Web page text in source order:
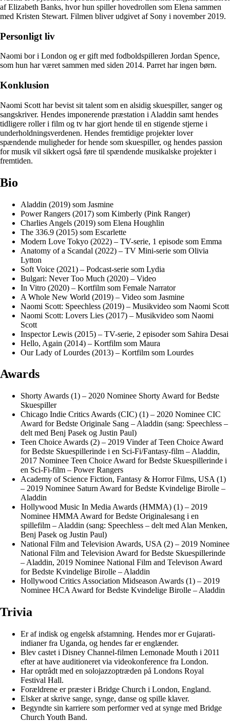
af Elizabeth Banks, hvor hun spiller hovedrollen som Elena sammen
med Kristen Stewart. Filmen bliver udgivet af Sony i november 2019.
Personligt liv
Naomi bor i London og er gift med fodboldspilleren Jordan Spence,
som hun har været sammen med siden 2014. Parret har ingen børn.
Konklusion
Naomi Scott har bevist sit talent som en alsidig skuespiller, sanger og
sangskriver. Hendes imponerende præstation i Aladdin samt hendes
tidligere roller i film og tv har gjort hende til en stigende stjerne i
underholdningsverdenen. Hendes fremtidige projekter lover
spændende muligheder for hende som skuespiller, og hendes passion
for musik vil sikkert også føre til spændende musikalske projekter i
fremtiden.
Bio
Aladdin (2019) som Jasmine
Power Rangers (2017) som Kimberly (Pink Ranger)
Charlies Angels (2019) som Elena Houghlin
The 336.9 (2015) som Escarlette
Modern Love Tokyo (2022) – TV-serie, 1 episode som Emma
Anatomy of a Scandal (2022) – TV Mini-serie som Olivia
Lytton
Soft Voice (2021) – Podcast-serie som Lydia
Bulgari: Never Too Much (2020) – Video
In Vitro (2020) – Kortfilm som Female Narrator
A Whole New World (2019) – Video som Jasmine
Naomi Scott: Speechless (2019) – Musikvideo som Naomi Scott
Naomi Scott: Lovers Lies (2017) – Musikvideo som Naomi
Scott
Inspector Lewis (2015) – TV-serie, 2 episoder som Sahira Desai
Hello, Again (2014) – Kortfilm som Maura
Our Lady of Lourdes (2013) – Kortfilm som Lourdes
Awards
Shorty Awards (1) – 2020 Nominee Shorty Award for Bedste
Skuespiller
Chicago Indie Critics Awards (CIC) (1) – 2020 Nominee CIC
Award for Bedste Originale Sang – Aladdin (sang: Speechless –
delt med Benj Pasek og Justin Paul)
Teen Choice Awards (2) – 2019 Vinder af Teen Choice Award
for Bedste Skuespillerinde i en Sci-Fi/Fantasy-film – Aladdin,
2017 Nominee Teen Choice Award for Bedste Skuespillerinde i
en Sci-Fi-film – Power Rangers
Academy of Science Fiction, Fantasy & Horror Films, USA (1)
– 2019 Nominee Saturn Award for Bedste Kvindelige Birolle –
Aladdin
Hollywood Music In Media Awards (HMMA) (1) – 2019
Nominee HMMA Award for Bedste Originalesang i en
spillefilm – Aladdin (sang: Speechless – delt med Alan Menken,
Benj Pasek og Justin Paul)
National Film and Television Awards, USA (2) – 2019 Nominee
National Film and Television Award for Bedste Skuespillerinde
– Aladdin, 2019 Nominee National Film and Televison Award
for Bedste Kvindelige Birolle – Aladdin
Hollywood Critics Association Midseason Awards (1) – 2019
Nominee HCA Award for Bedste Kvindelige Birolle – Aladdin
Trivia
Er af indisk og engelsk afstamning. Hendes mor er Gujarati-
indianer fra Uganda, og hendes far er englænder.
Blev castet i Disney Channel-filmen Lemonade Mouth i 2011
efter at have auditioneret via videokonference fra London.
Har optrådt med en solojazzoptræden på Londons Royal
Festival Hall.
Forældrene er præster i Bridge Church i London, England.
Elsker at skrive sange, synge, danse og spille klaver.
Begyndte sin karriere som performer ved at synge med Bridge
Church Youth Band.